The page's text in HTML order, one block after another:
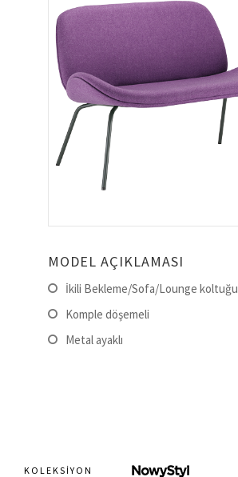
MODEL AÇIKLAMASI
İkili Bekleme/Sofa/Lounge koltuğu
Komple döşemeli
Metal ayaklı
KOLEKSIYON